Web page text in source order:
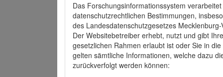
Das Forschungsinformationssystem
datenschutzrechtlichen Bestimmungen,
des Landesdatenschutzgesetzes
Der Websitebetreiber erhebt, nutzt und gibt
gesetzlichen Rahmen erlaubt ist oder Sie in
gelten sämtliche Informationen, welche dazu
zurückverfolgt werden können: